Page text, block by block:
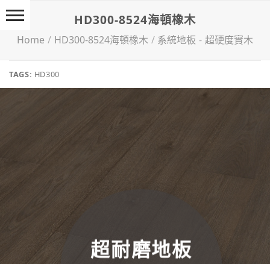
Skip
to
content
HD300-8524海頓橡木
Home / HD300-8524海頓橡木 / 系統地板 - 超硬度實木
TAGS: HD300
超耐磨地板